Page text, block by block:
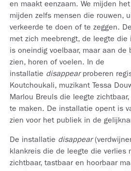
en maakt eenzaam. We mijden
mijden zelfs mensen die rouwen,
verkeerde te doen of te zeggen.
met zich meebrengt, de leegte die
is oneindig voelbaar, maar aan de
zien, horen of voelen. In de
installatie disappearproberen
Koutchoukali, muzikant Tessa
Marlou Breuls die leegte
te maken. De installatie opent is
zien voor het publiek in de
De installatie disappear
klankreis die de leegte die verlies
zichtbaar, tastbaar en hoorbaar